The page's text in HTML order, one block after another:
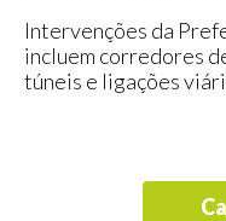
Intervenções da
incluem corredores
túneis e ligações